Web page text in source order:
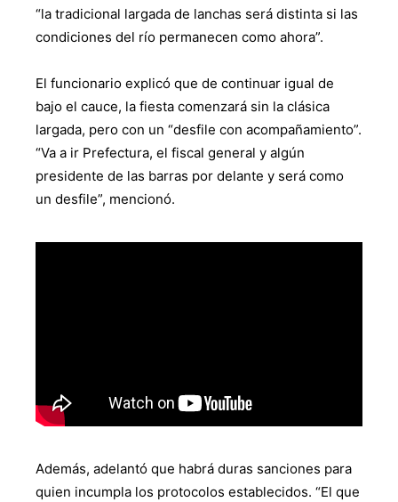
“la tradicional largada de lanchas será distinta si las
condiciones del río permanecen como ahora”.
El funcionario explicó que de continuar igual de
bajo el cauce, la fiesta comenzará sin la clásica
largada, pero con un “desfile con acompañamiento”.
“Va a ir Prefectura, el fiscal general y algún
presidente de las barras por delante y será como
un desfile”, mencionó.
Además, adelantó que habrá duras sanciones para
quien incumpla los protocolos establecidos. “El que